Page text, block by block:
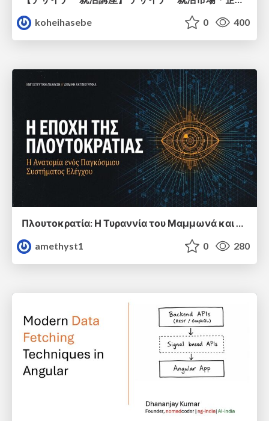
koheihasebe
0 400
Πλουτοκρατία: Η Τυραννία του Μαμμωνά και η Μεταανθρώπινη Δουλεία
amethyst1
0 280